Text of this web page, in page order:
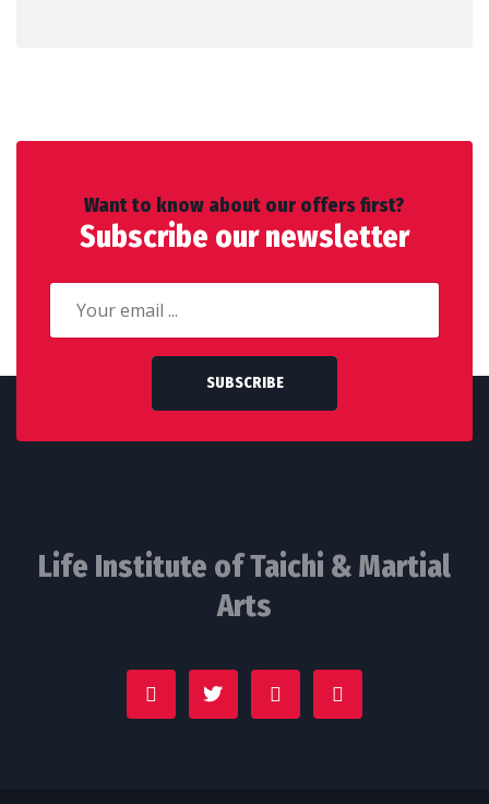
Want to know about our offers first?
Subscribe our newsletter
SUBSCRIBE
Life Institute of Taichi & Martial
Arts